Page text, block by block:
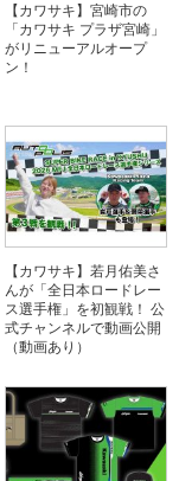
【カワサキ】宮崎市の
「カワサキ プラザ宮崎」
がリニューアルオープ
ン！
【カワサキ】若月佑美さ
んが「全日本ロードレー
ス選手権」を初観戦！ 公
式チャンネルで動画公開
（動画あり）